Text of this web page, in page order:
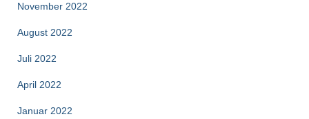
November 2022
August 2022
Juli 2022
April 2022
Januar 2022